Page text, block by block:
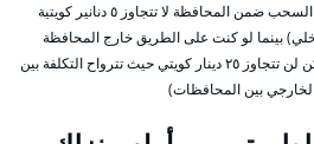
أسعارنا الأقل والأكثر منافسة. تكلفة السحب ضمن المحافظة لا تتجاوز ٥ دنانير كويتية
الداخلي) بينما لو كنت على الطريق خارج المحافظة
تختلف تكلفة حسب بعد المسافة ولكن لن تتجاوز ٢٥ دينار كويتي حيث تترواح التكلفة بين